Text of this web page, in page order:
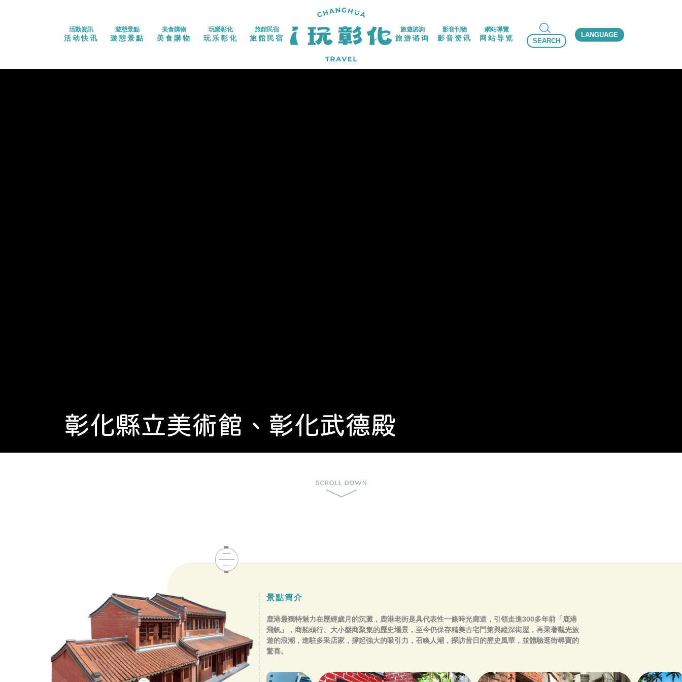
活動資訊
活动快讯
遊憩景點
遊憩景點
美食購物
美食購物
玩樂彰化
玩乐彰化
旅館民宿
旅館民宿
旅遊諮詢
旅游谘询
影音刊物
影音资讯
網站導覽
网站导览 SEARCH
LANGUAGE
景點簡介
鹿港最獨特魅力在歷經歲月的沉澱，鹿港老街是具代表性一條時光廊道，引領走進300多年前「鹿港
飛帆」，商船頭行、大小盤商聚集的歷史場景，至今仍保存精美古宅門第與縱深街屋，再乘著觀光旅
遊的浪潮，進駐多采店家，撐起強大的吸引力，召喚人潮，探訪昔日的歷史風華，並體驗逛街尋寶的
驚喜。